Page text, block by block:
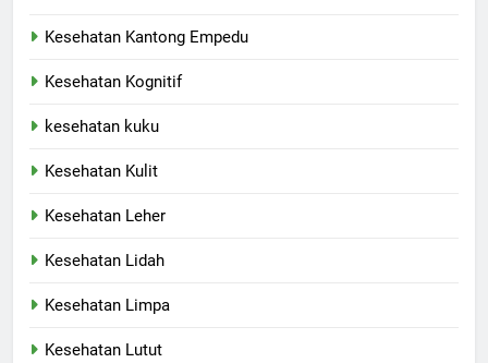
Kesehatan Kantong Empedu
Kesehatan Kognitif
kesehatan kuku
Kesehatan Kulit
Kesehatan Leher
Kesehatan Lidah
Kesehatan Limpa
Kesehatan Lutut